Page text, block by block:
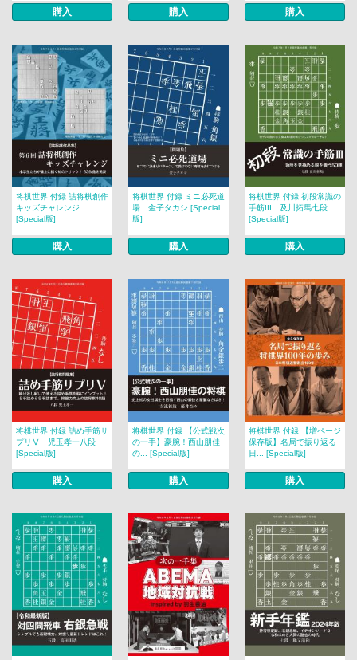
購入 購入 購入
将棋世界 付録 詰将棋創作
キッズチャレンジ
[Special版]
購入
将棋世界 付録 ミニ必死道
場 金子タカシ [Special
版]
購入
将棋世界 付録 初段常識の
手筋III 及川拓馬七段
[Special版]
購入
将棋世界 付録 詰め手筋サ
プリⅤ 児玉孝一八段
[Special版]
購入
将棋世界 付録 【公式戦次
の一手】豪腕！西山朋佳
の... [Special版]
購入
将棋世界 付録 【増ページ
保存版】名局で振り返る
日... [Special版]
購入